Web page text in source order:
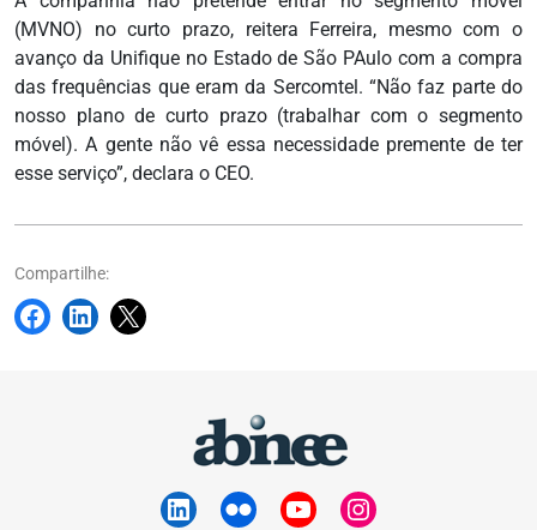
(MVNO) no curto prazo, reitera Ferreira, mesmo com o
avanço da Unifique no Estado de São PAulo com a compra
das frequências que eram da Sercomtel. “Não faz parte do
nosso plano de curto prazo (trabalhar com o segmento
móvel). A gente não vê essa necessidade premente de ter
esse serviço”, declara o CEO.
Compartilhe: